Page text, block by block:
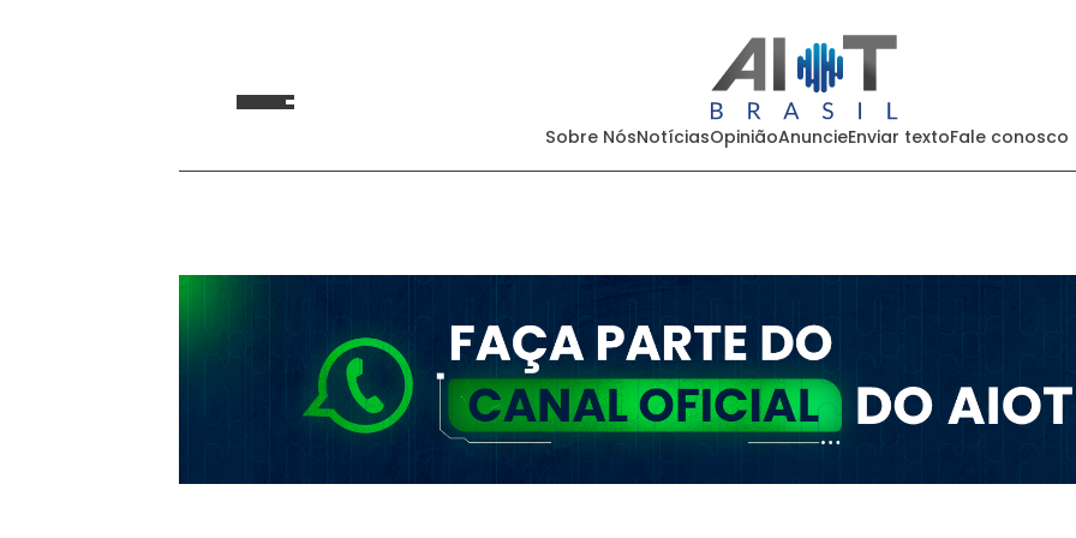
Sobre NósNotíciasOpiniãoAnuncieEnviar textoFale conosco